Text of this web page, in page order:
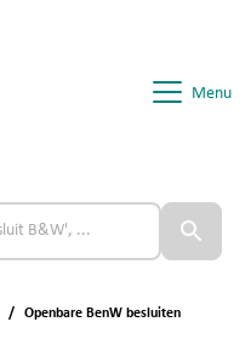
Menu
Openbare BenW besluiten